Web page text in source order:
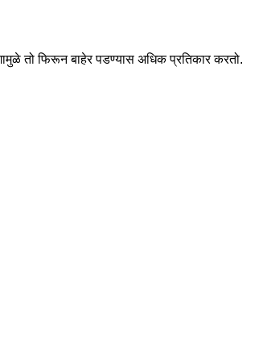
तो फिरून बाहेर पडण्यास अधिक प्रतिकार करतो.